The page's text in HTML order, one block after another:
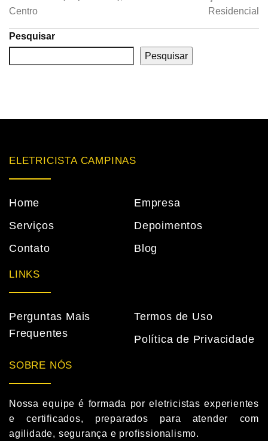
Centro
Residencial
Pesquisar
Pesquisar
ELETRICISTA CAMPINAS
Home
Empresa
Serviços
Depoimentos
Contato
Blog
LINKS
Perguntas Mais
Frequentes
Termos de Uso
Política de Privacidade
SOBRE NÓS
Nossa equipe é formada por eletricistas experientes
e certificados, preparados para atender com
agilidade, segurança e profissionalismo.